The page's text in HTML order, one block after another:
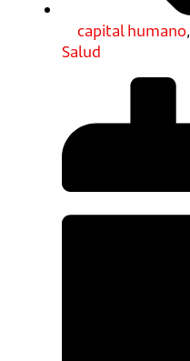
capital humano,
Salud